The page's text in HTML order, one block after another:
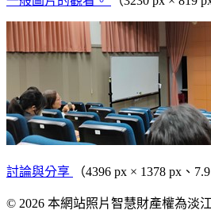
討論與分享 （4396 px × 1378 px、
© 2026 本網站照片智慧財產權為淡